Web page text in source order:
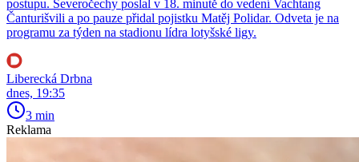
postupu. Severočechy poslal v 18. minutě do vedení Vachtang
Čanturišvili a po pauze přidal pojistku Matěj Polidar. Odveta je na
programu za týden na stadionu lídra lotyšské ligy.
Liberecká Drbna
dnes, 19:35
3 min
Reklama